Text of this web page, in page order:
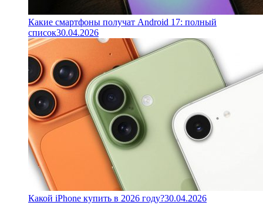
Какие смартфоны получат Android 17: полный
список30.04.2026
Какой iPhone купить в 2026 году?30.04.2026